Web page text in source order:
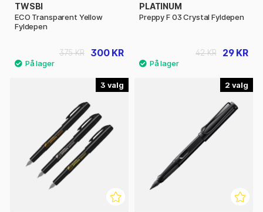
TWSBI
ECO Transparent Yellow
Fyldepen
300 KR
375 KR
PLATINUM
Preppy F 03 Crystal Fyldepen
29 KR
42 KR
3 2